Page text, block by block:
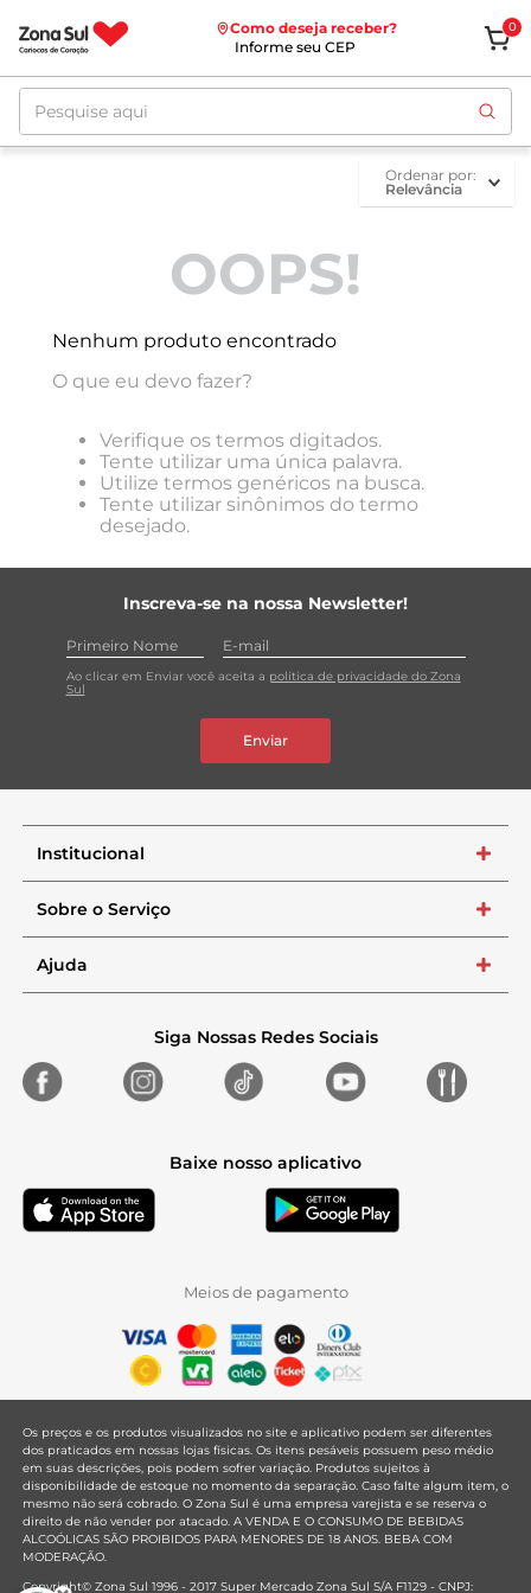
Como deseja receber?
Informe seu CEP
0
Pesquise aqui
ordenar por
Relevância
OOPS!
Nenhum produto encontrado
O que eu devo fazer?
Verifique os termos digitados.
Tente utilizar uma única palavra.
Utilize termos genéricos na busca.
Tente utilizar sinônimos do termo
desejado.
Inscreva-se na nossa Newsletter!
Ao clicar em Enviar você aceita a política de privacidade do Zona
Sul
Enviar
Institucional +
Sobre o Serviço +
Ajuda +
Siga Nossas Redes Sociais
Baixe nosso aplicativo
Meios de pagamento
Os preços e os produtos visualizados no site e aplicativo podem ser diferentes
dos praticados em nossas lojas físicas. Os itens pesáveis possuem peso médio
em suas descrições, pois podem sofrer variação. Produtos sujeitos à
disponibilidade de estoque no momento da separação. Caso falte algum item, o
mesmo não será cobrado. O Zona Sul é uma empresa varejista e se reserva o
direito de não vender por atacado. A VENDA E O CONSUMO DE BEBIDAS
ALCOÓLICAS SÃO PROIBIDOS PARA MENORES DE 18 ANOS. BEBA COM
MODERAÇÃO.
Copyright© Zona Sul 1996 - 2017 Super Mercado Zona Sul S/A F1129 - CNPJ: